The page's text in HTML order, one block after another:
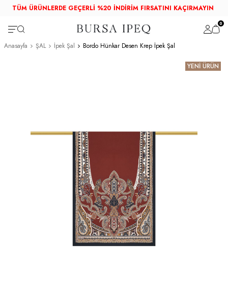
TÜM ÜRÜNLERDE GEÇERLİ %20 İNDİRİM FIRSATINI KAÇIRMAYIN
0
Anasayfa ŞAL İpek Şal Bordo Hünkar Desen Krep İpek Şal
YENİ ÜRÜN